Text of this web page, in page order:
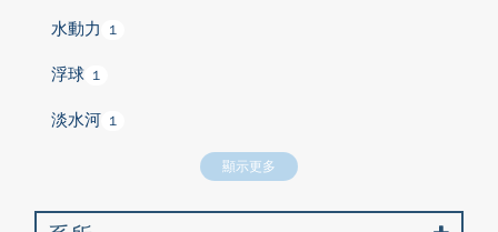
水動力 1
浮球 1
淡水河 1
顯示更多